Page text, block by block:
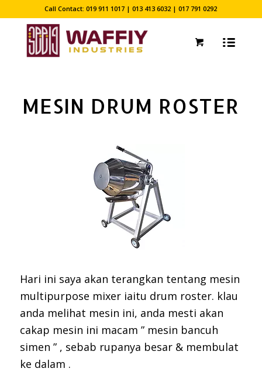
Call Contact: 019 911 1017 | 013 413 6032 | 017 791 0292
MESIN DRUM ROSTER
Hari ini saya akan terangkan tentang mesin
multipurpose mixer iaitu drum roster. klau
anda melihat mesin ini, anda mesti akan
cakap mesin ini macam ” mesin bancuh
simen ” , sebab rupanya besar & membulat
ke dalam .